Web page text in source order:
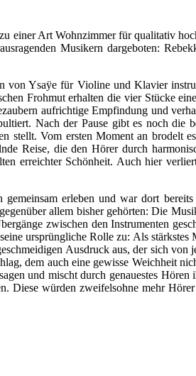
einer Art Wohnzimmer für qualitativ
Musikern dargeboten:
Ysaÿe für Violine und Klavier
Frohmut erhalten die vier Stücke
aufrichtige Empfindung und
Nach der Pause gibt es noch
stellt. Vom ersten Moment an
Reise, die den Hörer durch
erreichter Schönheit. Auch hier
erleben und war dort
allem bisher gehörten: Die
zwischen den Instrumenten
ursprüngliche Rolle zu: Als
Ausdruck aus, der sich
dem auch eine gewisse Weichheit
und mischt durch genauestes
Diese würden zweifelsohne mehr